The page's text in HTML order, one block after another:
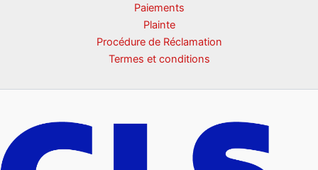
Paiements
Plainte
Procédure de Réclamation
Termes et conditions